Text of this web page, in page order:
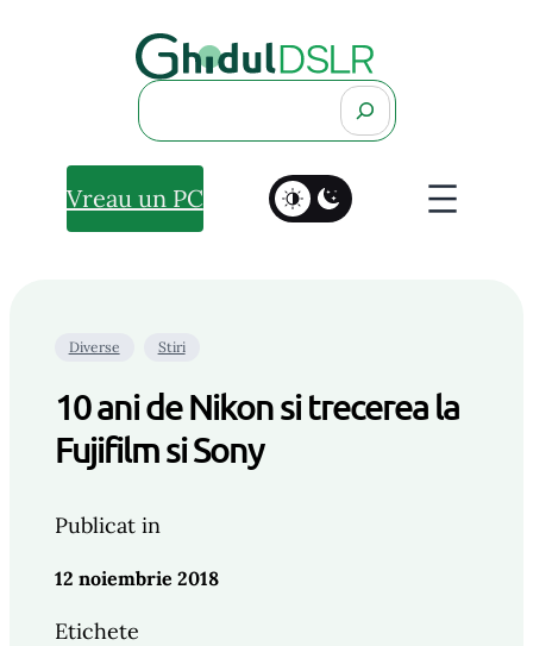
Search
Vreau un PC
Diverse Stiri
10 ani de Nikon si trecerea la
Fujifilm si Sony
Publicat in
12 noiembrie 2018
Etichete